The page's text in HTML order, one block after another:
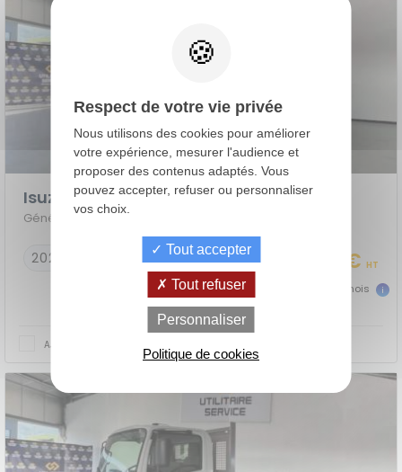
de
votreLe crédit
classique
Isuzu M27
Génération 2 EURO VI - PLATEAU ALU 4M50
2026 38 990 € HT
TTC/mois
AJOUTER AU COMPARATEUR
Respect de votre vie privée
Nous utilisons des cookies pour améliorer
votre expérience, mesurer l'audience et
proposer des contenus adaptés. Vous
pouvez accepter, refuser ou personnaliser
vos choix.
Tout accepter
Tout refuser
Personnaliser
Politique de cookies